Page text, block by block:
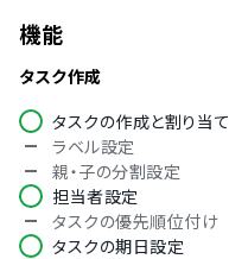
機能
タスク作成
タスクの作成と割り当て
ラベル設定
親・子の分割設定
担当者設定
タスクの優先順位付け
タスクの期日設定